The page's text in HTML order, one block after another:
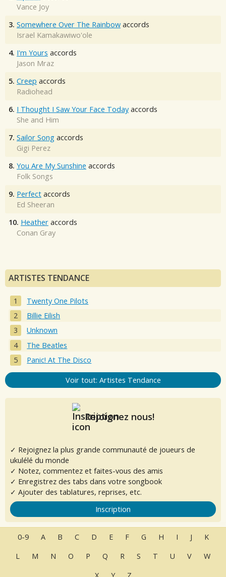
Vance Joy
3. Somewhere Over The Rainbow accords
Israel Kamakawiwo'ole
4. I'm Yours accords
Jason Mraz
5. Creep accords
Radiohead
6. I Thought I Saw Your Face Today accords
She and Him
7. Sailor Song accords
Gigi Perez
8. You Are My Sunshine accords
Folk Songs
9. Perfect accords
Ed Sheeran
10. Heather accords
Conan Gray
ARTISTES TENDANCE
Twenty One Pilots
Billie Eilish
Unknown
The Beatles
Panic! At The Disco
Voir tout: Artistes Tendance
Rejoignez nous!
✓ Rejoignez la plus grande communauté de joueurs de
ukulélé du monde
✓ Notez, commentez et faites-vous des amis
✓ Enregistrez des tabs dans votre songbook
✓ Ajouter des tablatures, reprises, etc.
Inscription
0-9 A B C D E F G H I J
K
L
M N O P Q R S T U V
W